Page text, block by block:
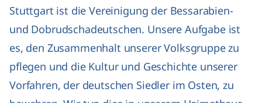
Stuttgart ist die Vereinigung der Bessarabien-
und Dobrudschadeutschen. Unsere Aufgabe ist
es, den Zusammenhalt unserer Volksgruppe zu
pflegen und die Kultur und Geschichte unserer
Vorfahren, der deutschen Siedler im Osten, zu